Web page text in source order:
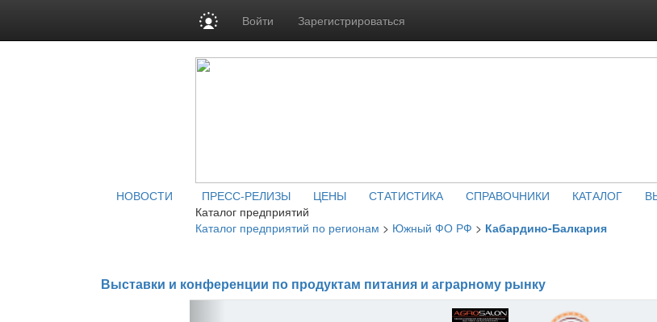
Войти Зарегистрироваться
НОВОСТИ ПРЕСС-РЕЛИЗЫ ЦЕНЫ СТАТИСТИКА СПРАВОЧНИКИ КАТАЛОГ
Каталог предприятий
Каталог предприятий по регионам > Южный ФО РФ > Кабардино-Балкария
Выставки и конференции по продуктам питания и аграрному рынку